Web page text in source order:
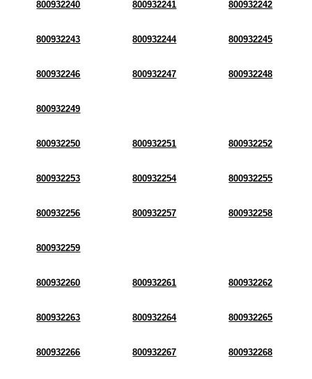
800932240 800932241 800932242
800932243 800932244 800932245
800932246 800932247 800932248
800932249
800932250 800932251 800932252
800932253 800932254 800932255
800932256 800932257 800932258
800932259
800932260 800932261 800932262
800932263 800932264 800932265
800932266 800932267 800932268